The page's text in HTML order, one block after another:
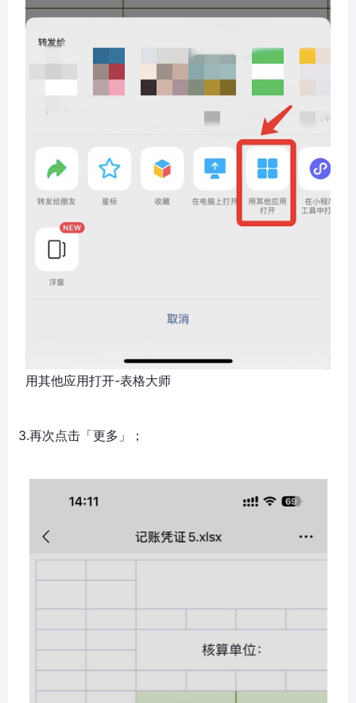
用其他应用打开-表格大师
3.再次点击「更多」；